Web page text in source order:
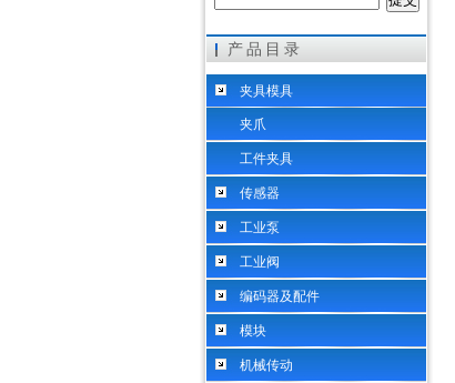
希而科工业控制设备（上海）有限公司
产品目录
夹具模具
夹爪
工件夹具
传感器
工业泵
工业阀
编码器及配件
模块
机械传动